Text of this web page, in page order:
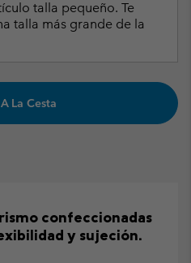
talla pequeño. Te
talla más grande de la
La Cesta
confeccionadas
y sujeción.